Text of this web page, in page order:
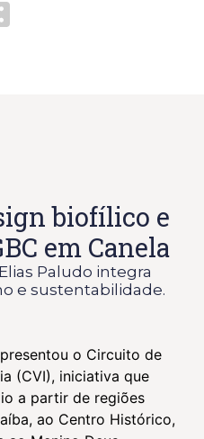
biofílico e
em Canela
Paludo integra
e sustentabilidade.